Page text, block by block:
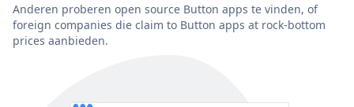
Anderen proberen open source Button apps te vinden, of
foreign companies die claim to Button apps at rock-bottom
prices aanbieden.